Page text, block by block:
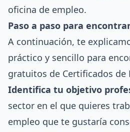
oficina de empleo.
Paso a paso para
A continuación, te
práctico y sencillo para
gratuitos de Certificados de
Identifica tu objetivo
sector en el que quieres
empleo que te gustaría